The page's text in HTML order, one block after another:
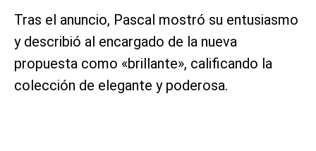
Tras el anuncio, Pascal mostró su entusiasmo
y describió al encargado de la nueva
propuesta como «brillante», calificando la
colección de elegante y poderosa.